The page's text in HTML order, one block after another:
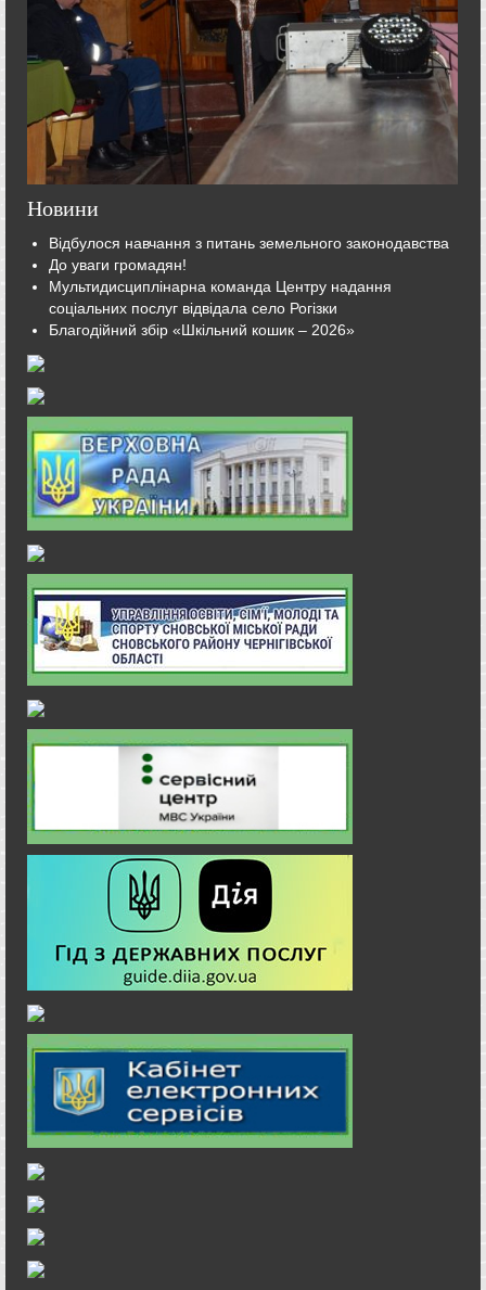
Новини
Відбулося навчання з питань земельного законодавства
До уваги громадян!
Мультидисциплінарна команда Центру надання
соціальних послуг відвідала село Рогізки
Благодійний збір «Шкільний кошик – 2026»